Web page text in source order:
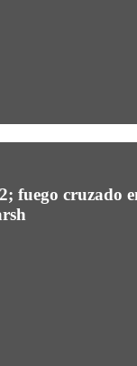
fuego cruzado